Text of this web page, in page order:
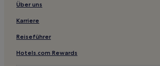
Eva Hotels
Cookeville Hotels
Tullahoma Hotels
Camden Hotels
Über uns
Karriere
Reiseführer
Hotels.com Rewards